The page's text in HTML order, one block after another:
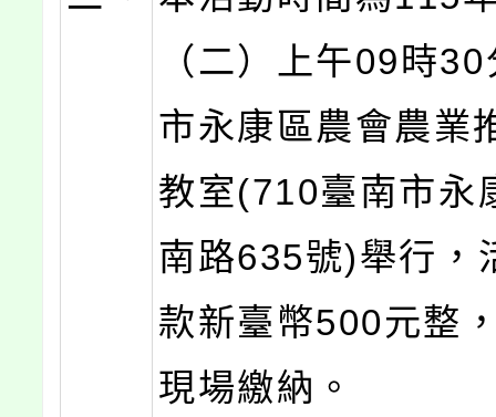
（二）上午09時
市永康區農會農業
教室(710臺南市永
南路635號)舉行，
款新臺幣500元整
現場繳納。